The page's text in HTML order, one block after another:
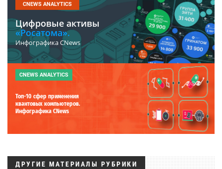
CNEWS ANALYTICS
Цифровые активы
«Росатома».
Инфографика CNews
CNEWS ANALYTICS
Топ-10 сфер применения
квантовых компьютеров.
Инфографика CNews
ДРУГИЕ МАТЕРИАЛЫ РУБРИКИ